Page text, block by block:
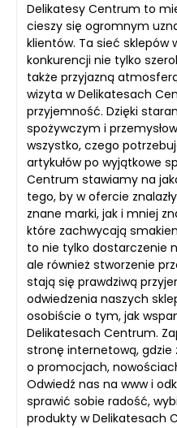
Delikatesy Centrum to
cieszy się ogromnym
klientów. Ta sieć sklepów
konkurencji nie tylko
także przyjazną
wizyta w Delikatesach
przyjemność. Dzięki
spożywczym i
wszystko, czego
artykułów po wyjątkowe
Centrum stawiamy na
tego, by w ofercie
znane marki, jak i mniej
które zachwycają
to nie tylko dostarczenie
ale również stworzenie
stają się prawdziwą
odwiedzenia naszych
osobiście o tym, jak
Delikatesach Centrum.
stronę internetową, gdzie
o promocjach,
Odwiedź nas na www i
sprawić sobie radość,
produkty w Delikatesach